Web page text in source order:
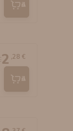
Añadir
2 ,28 €
Añadir